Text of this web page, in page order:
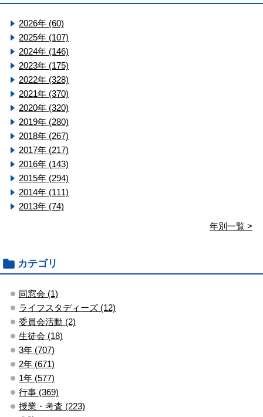
2026年 (60)
2025年 (107)
2024年 (146)
2023年 (175)
2022年 (328)
2021年 (370)
2020年 (320)
2019年 (280)
2018年 (267)
2017年 (217)
2016年 (143)
2015年 (294)
2014年 (111)
2013年 (74)
年別一覧 >
カテゴリ
同窓会 (1)
ライフスタディーズ (12)
委員会活動 (2)
生徒会 (18)
3年 (707)
2年 (671)
1年 (577)
行事 (369)
授業・考査 (223)